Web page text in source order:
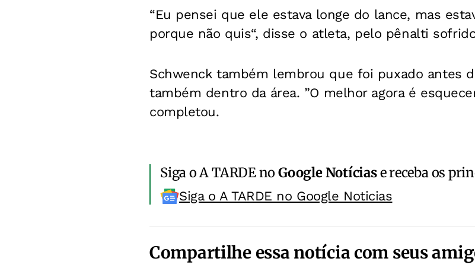
“Eu pensei que ele estava longe do lance, mas
porque não quis“, disse o atleta, pelo pênalti
Schwenck também lembrou que foi puxado antes
também dentro da área. ”O melhor agora é
completou.
Siga o A TARDE noGoogle Notíciase receba os
Siga o A TARDE no Google Noticias
Compartilhe essa notícia com seus